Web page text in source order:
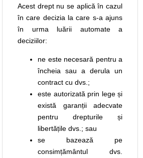
Acest drept nu se aplică în cazul
în care decizia la care s-a ajuns
în urma luării automate a
deciziilor:
ne este necesară pentru a
încheia sau a derula un
contract cu dvs.;
este autorizată prin lege și
există garanții adecvate
pentru drepturile și
libertățile dvs.; sau
se bazează pe
consimțământul dvs.